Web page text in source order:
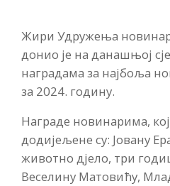
Жири Удружења
донио је на данашњој
наградама за најбоља
за 2024. годину.
Награде новинарима,
додијељене су: Јовану
животно дјело, три
Веселину Матовићу,